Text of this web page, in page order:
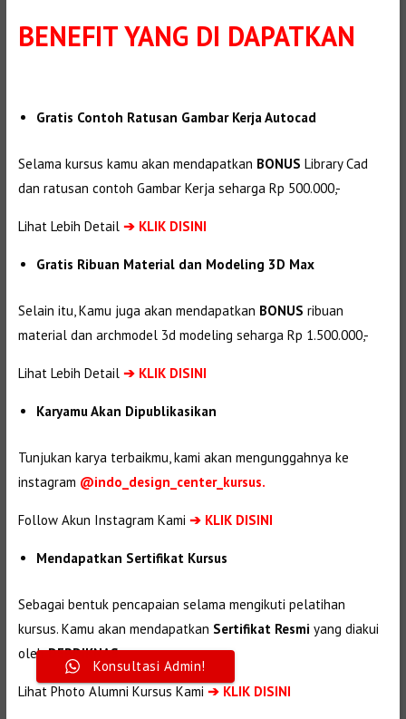
BENEFITYANG DI DAPATKAN
Gratis Contoh Ratusan Gambar Kerja Autocad
Selama kursus kamu akan mendapatkan BONUS Library Cad
dan ratusan contoh Gambar Kerja seharga Rp 500.000,-
Lihat Lebih Detail ➔ KLIK DISINI
Gratis Ribuan Material dan Modeling 3D Max
Selain itu, Kamu juga akan mendapatkan BONUS ribuan
material dan archmodel 3d modeling seharga Rp 1.500.000,-
Lihat Lebih Detail ➔ KLIK DISINI
Karyamu Akan Dipublikasikan
Tunjukan karya terbaikmu, kami akan mengunggahnya ke
instagram @indo_design_center_kursus.
Follow Akun Instagram Kami ➔ KLIK DISINI
Mendapatkan Sertifikat Kursus
Sebagai bentuk pencapaian selama mengikuti pelatihan
kursus. Kamu akan mendapatkan Sertifikat Resmi yang diakui
olehDEPDIKNAS.
Lihat Photo Alumni Kursus Kami ➔ KLIK DISINI
Konsultasi Admin!